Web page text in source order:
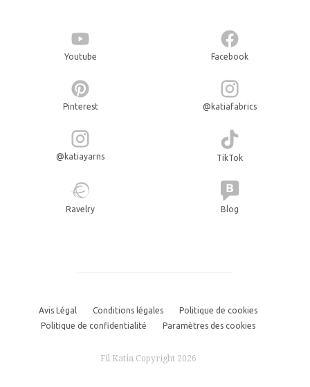
Youtube Facebook
Pinterest @katiafabrics
@katiayarns TikTok
Ravelry Blog
Avis Légal Conditions légales
Politique de cookies
Politique de confidentialité
Paramètres des cookies
Fil Katia Copyright 2026